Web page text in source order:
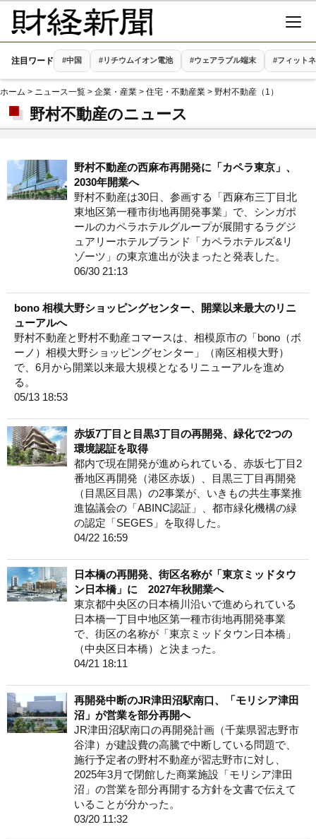
注目ワード #中国 #リチウムイオン電池 #ウェアラブル端末 #フィット
ホーム > ニュース一覧 > 企業・産業 > 住宅・不動産業 > 野村不動産（1）
野村不動産のニュース
野村不動産の西麻布再開発に「カペラ東京」、
2030年開業へ
野村不動産は30日、参画する「西麻布三丁目北
東地区第一種市街地再開発事業」で、シンガポ
ールのカペラホテルグループが展開するラグジ
ュアリーホテルブランド「カペラホテルズ&リ
ゾーツ」の東京進出が決まったと発表した。
06/30 21:13
bono 相模大野ショッピングセンター、開業以来最大のリニ
ューアルへ
野村不動産と野村不動産コマースは、相模原市の「bono（ボ
ーノ）相模大野ショッピングセンター」（南区相模大野）
で、6月から開業以来最大規模となるリニューアルを進め
る。
05/13 18:53
赤坂7丁目と目黒3丁目の再開発、緑化で2つの
環境認証を取得
都内で現在開発が進められている、赤坂七丁目2
番地区再開発（港区赤坂）、目黒三丁目再開発
（目黒区目黒）の2事業が、いきもの共生事業推
進協議会の「ABINC認証」、都市緑化機構の緑
の認定「SEGES」を取得した。
04/22 16:59
日本橋の再開発、街区名称が「東京ミッドタウ
ン日本橋」に 2027年秋開業へ
東京都中央区の日本橋川沿いで進められている
日本橋一丁目中地区第一種市街地再開発事業
で、街区の名称が「東京ミッドタウン日本橋」
（中央区日本橋）と決まった。
04/21 18:11
再開発中断のJR津田沼駅南口、「モリシア津田
沼」が営業を部分再開へ
JR津田沼駅南口の再開発計画（千葉県習志野市
谷津）が建設費の高騰で中断している問題で、
施行予定者の野村不動産が習志野市に対し、
2025年3月で閉館した商業施設「モリシア津田
沼」の営業を部分再開する方針を文書で伝えて
いることが分かった。
03/20 11:32